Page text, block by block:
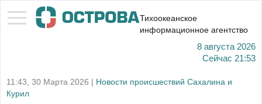
Тихоокеанское
информационное агентство
8 августа 2026
Сейчас 21:53
11:43, 30 Марта 2026 | Новости происшествий Сахалина и
Курил